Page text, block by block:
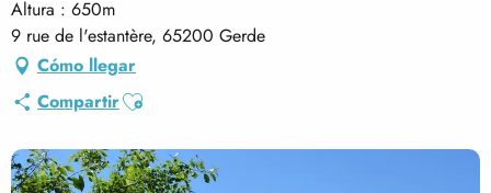
Altura : 650m
9 rue de l'estantère, 65200 Gerde
Cómo llegar
CompartirAjouter aux favoris